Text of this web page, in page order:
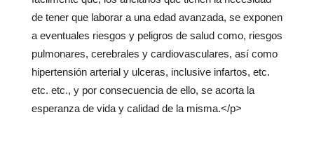
de tener que laborar a una edad avanzada, se exponen
a eventuales riesgos y peligros de salud como, riesgos
pulmonares, cerebrales y cardiovasculares, así como
hipertensión arterial y ulceras, inclusive infartos, etc.
etc. etc., y por consecuencia de ello, se acorta la
esperanza de vida y calidad de la misma.</p>